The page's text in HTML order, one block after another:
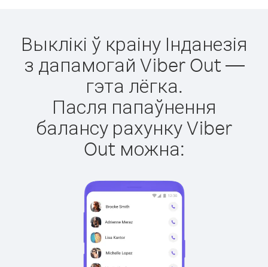
Выклікі ў краіну Інданезія
з дапамогай Viber Out —
гэта лёгка.
Пасля папаўнення
балансу рахунку Viber
Out можна: